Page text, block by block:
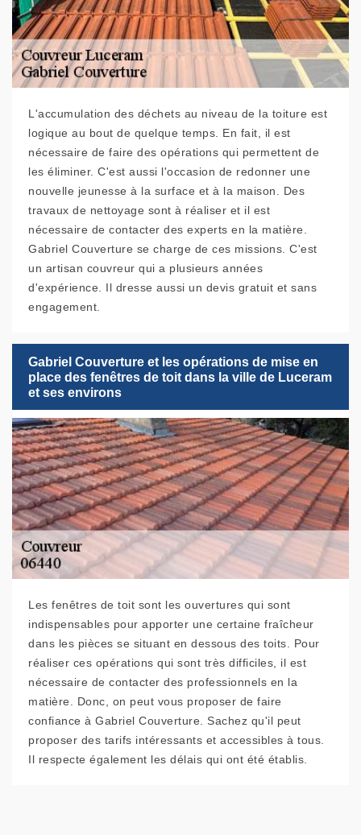
L'accumulation des déchets au niveau de la toiture est
logique au bout de quelque temps. En fait, il est
nécessaire de faire des opérations qui permettent de
les éliminer. C'est aussi l'occasion de redonner une
nouvelle jeunesse à la surface et à la maison. Des
travaux de nettoyage sont à réaliser et il est
nécessaire de contacter des experts en la matière.
Gabriel Couverture se charge de ces missions. C'est
un artisan couvreur qui a plusieurs années
d'expérience. Il dresse aussi un devis gratuit et sans
engagement.
Gabriel Couverture et les opérations de mise en
place des fenêtres de toit dans la ville de Luceram
et ses environs
Les fenêtres de toit sont les ouvertures qui sont
indispensables pour apporter une certaine fraîcheur
dans les pièces se situant en dessous des toits. Pour
réaliser ces opérations qui sont très difficiles, il est
nécessaire de contacter des professionnels en la
matière. Donc, on peut vous proposer de faire
confiance à Gabriel Couverture. Sachez qu'il peut
proposer des tarifs intéressants et accessibles à tous.
Il respecte également les délais qui ont été établis.